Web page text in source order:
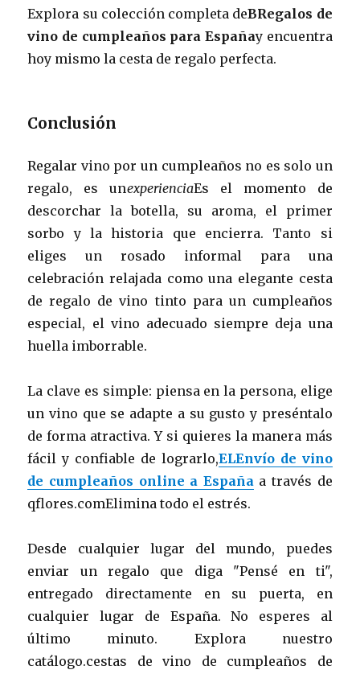
Explora su colección completa deBRegalos de
vino de cumpleaños para Españay encuentra
hoy mismo la cesta de regalo perfecta.
Conclusión
Regalar vino por un cumpleaños no es solo un
regalo, es unexperienciaEs el momento de
descorchar la botella, su aroma, el primer
sorbo y la historia que encierra. Tanto si
eliges un rosado informal para una
celebración relajada como una elegante cesta
de regalo de vino tinto para un cumpleaños
especial, el vino adecuado siempre deja una
huella imborrable.
La clave es simple: piensa en la persona, elige
un vino que se adapte a su gusto y preséntalo
de forma atractiva. Y si quieres la manera más
fácil y confiable de lograrlo,ELEnvío de vino
de cumpleaños online a España a través de
qflores.comElimina todo el estrés.
Desde cualquier lugar del mundo, puedes
enviar un regalo que diga "Pensé en ti",
entregado directamente en su puerta, en
cualquier lugar de España. No esperes al
último minuto. Explora nuestro
catálogo.cestas de vino de cumpleaños de